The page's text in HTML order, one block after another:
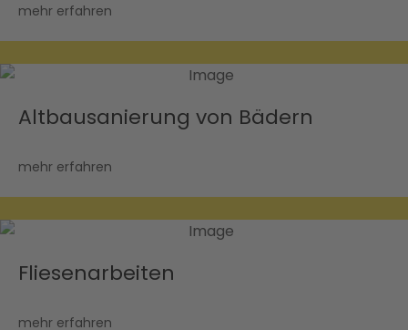
mehr erfahren
Altbausanierung von Bädern
mehr erfahren
Fliesenarbeiten
mehr erfahren